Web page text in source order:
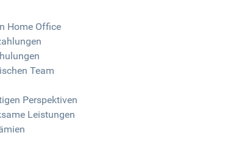
Home Office
Team
Perspektiven
Leistungen